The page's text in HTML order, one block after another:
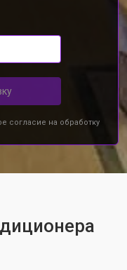
согласие на обработку